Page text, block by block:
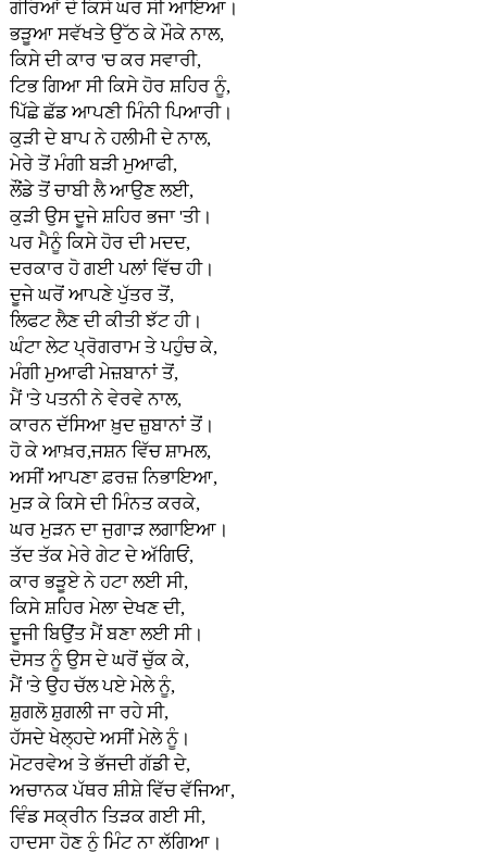
ਗੋਰਿਆਂ ਦੇ ਕਿਸੇ ਘਰ ਸੀ ਆਇਆ।
ਭੜੂਆ ਸਵੱਖਤੇ ਉੱਠ ਕੇ ਮੌਕੇ ਨਾਲ,
ਕਿਸੇ ਦੀ ਕਾਰ 'ਚ ਕਰ ਸਵਾਰੀ,
ਟਿਭ ਗਿਆ ਸੀ ਕਿਸੇ ਹੋਰ ਸ਼ਹਿਰ ਨੂੰ,
ਪਿੱਛੇ ਛੱਡ ਆਪਣੀ ਮਿੰਨੀ ਪਿਆਰੀ।
ਕੁੜੀ ਦੇ ਬਾਪ ਨੇ ਹਲੀਮੀ ਦੇ ਨਾਲ,
ਮੇਰੇ ਤੋਂ ਮੰਗੀ ਬੜੀ ਮੁਆਫੀ,
ਲੌਂਡੇ ਤੋਂ ਚਾਬੀ ਲੈ ਆਉਣ ਲਈ,
ਕੁੜੀ ਉਸ ਦੂਜੇ ਸ਼ਹਿਰ ਭਜਾ 'ਤੀ।
ਪਰ ਮੈਨੂੰ ਕਿਸੇ ਹੋਰ ਦੀ ਮਦਦ,
ਦਰਕਾਰ ਹੋ ਗਈ ਪਲਾਂ ਵਿੱਚ ਹੀ।
ਦੂਜੇ ਘਰੋਂ ਆਪਣੇ ਪੁੱਤਰ ਤੋਂ,
ਲਿਫਟ ਲੈਣ ਦੀ ਕੀਤੀ ਝੱਟ ਹੀ।
ਘੰਟਾ ਲੇਟ ਪ੍ਰੋਗਰਾਮ ਤੇ ਪਹੁੰਚ ਕੇ,
ਮੰਗੀ ਮੁਆਫੀ ਮੇਜ਼ਬਾਨਾਂ ਤੋਂ,
ਮੈਂ 'ਤੇ ਪਤਨੀ ਨੇ ਵੇਰਵੇ ਨਾਲ,
ਕਾਰਨ ਦੱਸਿਆ ਖ਼ੁਦ ਜ਼ੁਬਾਨਾਂ ਤੋਂ।
ਹੋ ਕੇ ਆਖ਼ਰ,ਜਸ਼ਨ ਵਿੱਚ ਸ਼ਾਮਲ,
ਅਸੀਂ ਆਪਣਾ ਫ਼ਰਜ਼ ਨਿਭਾਇਆ,
ਮੁੜ ਕੇ ਕਿਸੇ ਦੀ ਮਿੰਨਤ ਕਰਕੇ,
ਘਰ ਮੁੜਨ ਦਾ ਜੁਗਾੜ ਲਗਾਇਆ।
ਤੱਦ ਤੱਕ ਮੇਰੇ ਗੇਟ ਦੇ ਅੱਗਿਓਂ,
ਕਾਰ ਭੜੂਏ ਨੇ ਹਟਾ ਲਈ ਸੀ,
ਕਿਸੇ ਸ਼ਹਿਰ ਮੇਲਾ ਦੇਖਣ ਦੀ,
ਦੂਜੀ ਬਿਉਂਤ ਮੈਂ ਬਣਾ ਲਈ ਸੀ।
ਦੋਸਤ ਨੂੰ ਉਸ ਦੇ ਘਰੋਂ ਚੁੱਕ ਕੇ,
ਮੈਂ 'ਤੇ ਉਹ ਚੱਲ ਪਏ ਮੇਲੇ ਨੂੰ,
ਸ਼ੁਗਲੋ ਸ਼ੁਗਲੀ ਜਾ ਰਹੇ ਸੀ,
ਹੱਸਦੇ ਖੇਲ੍ਹਦੇ ਅਸੀਂ ਮੇਲੇ ਨੂੰ।
ਮੋਟਰਵੇਅ ਤੇ ਭੱਜਦੀ ਗੱਡੀ ਦੇ,
ਅਚਾਨਕ ਪੱਥਰ ਸ਼ੀਸ਼ੇ ਵਿੱਚ ਵੱਜਿਆ,
ਵਿੰਡ ਸਕ੍ਰੀਨ ਤਿੜਕ ਗਈ ਸੀ,
ਹਾਦਸਾ ਹੋਣ ਨੂੰ ਮਿੰਟ ਨਾ ਲੱਗਿਆ।